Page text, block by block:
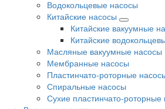
Водокольцевые насосы
Китайские насосы
Китайские вакуумные
Китайские
Масляные вакуумные насосы
Мембранные насосы
Пластинчато-роторные
Спиральные насосы
Сухие пластинчато-